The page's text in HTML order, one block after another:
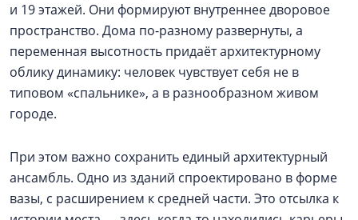
и 19 этажей. Они формируют внутреннее дворовое
пространство. Дома по-разному развернуты, а
переменная высотность придаёт архитектурному
облику динамику: человек чувствует себя не в
типовом «спальнике», а в разнообразном живом
городе.
При этом важно сохранить единый архитектурный
ансамбль. Одно из зданий спроектировано в форме
вазы, с расширением к средней части. Это отсылка к